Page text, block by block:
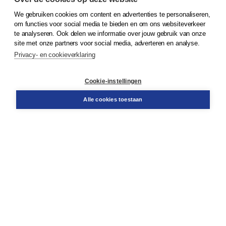
© 2026Koninklijke Boom uitgevers
Klantenservice
Service & informatie
Contact
We gebruiken cookies om content en advertenties te personaliseren,
om functies voor social media te bieden en om ons websiteverkeer
te analyseren. Ook delen we informatie over jouw gebruik van onze
site met onze partners voor social media, adverteren en analyse.
Privacy- en cookieverklaring
Cookie-instellingen
Alle cookies toestaan